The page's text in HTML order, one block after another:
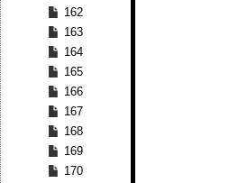
162
163
164
165
166
167
168
169
170